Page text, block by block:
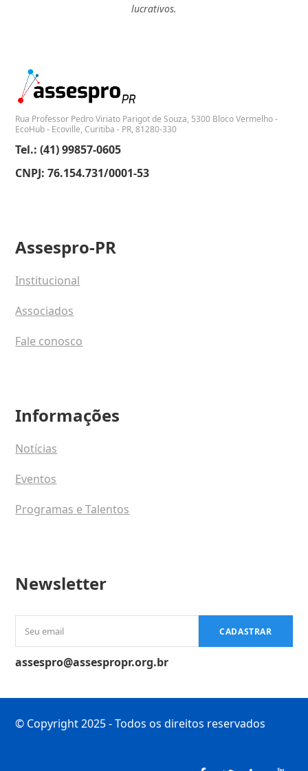
lucrativos.
Rua Professor Pedro Viriato Parigot de Souza, 5300 Bloco Vermelho -
EcoHub - Ecoville, Curitiba - PR, 81280-330
Tel.: (41) 99857-0605
CNPJ: 76.154.731/0001-53
Assespro-PR
Institucional
Associados
Fale conosco
Informações
Notícias
Eventos
Programas e Talentos
Newsletter
email
CADASTRAR
assespro@assespropr.org.br
© Copyright 2025 - Todos os direitos reservados